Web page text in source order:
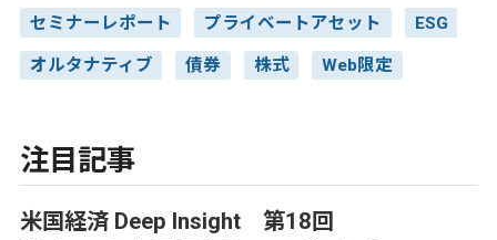
セミナーレポート プライベートアセット ESG
オルタナティブ 債券 株式 Web限定
注目記事
米国経済 Deep Insight 第18回